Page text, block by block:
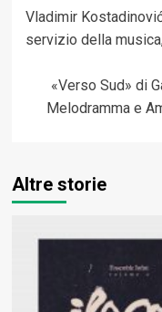
articolo
Vladimir
servizio della
«Verso Sud» di
Melodramma e
Altre storie